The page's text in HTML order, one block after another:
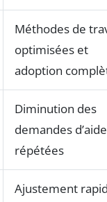
Méthodes de
optimisées et
adoption
Diminution des
demandes d’aide
répétées
Ajustement